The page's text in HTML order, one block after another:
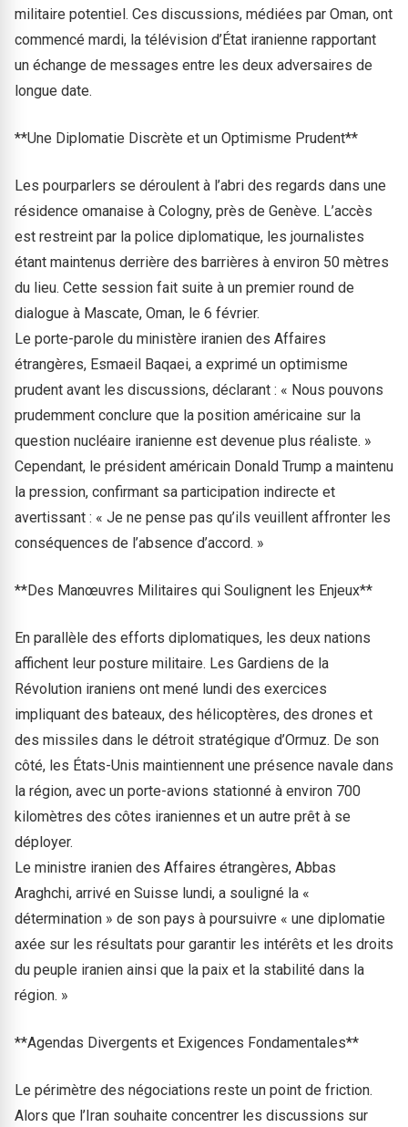
militaire potentiel. Ces discussions, médiées par Oman, ont
commencé mardi, la télévision d’État iranienne rapportant
un échange de messages entre les deux adversaires de
longue date.
**Une Diplomatie Discrète et un Optimisme Prudent**
Les pourparlers se déroulent à l’abri des regards dans une
résidence omanaise à Cologny, près de Genève. L’accès
est restreint par la police diplomatique, les journalistes
étant maintenus derrière des barrières à environ 50 mètres
du lieu. Cette session fait suite à un premier round de
dialogue à Mascate, Oman, le 6 février.
Le porte-parole du ministère iranien des Affaires
étrangères, Esmaeil Baqaei, a exprimé un optimisme
prudent avant les discussions, déclarant : « Nous pouvons
prudemment conclure que la position américaine sur la
question nucléaire iranienne est devenue plus réaliste. »
Cependant, le président américain Donald Trump a maintenu
la pression, confirmant sa participation indirecte et
avertissant : « Je ne pense pas qu’ils veuillent affronter les
conséquences de l’absence d’accord. »
**Des Manœuvres Militaires qui Soulignent les Enjeux**
En parallèle des efforts diplomatiques, les deux nations
affichent leur posture militaire. Les Gardiens de la
Révolution iraniens ont mené lundi des exercices
impliquant des bateaux, des hélicoptères, des drones et
des missiles dans le détroit stratégique d’Ormuz. De son
côté, les États-Unis maintiennent une présence navale dans
la région, avec un porte-avions stationné à environ 700
kilomètres des côtes iraniennes et un autre prêt à se
déployer.
Le ministre iranien des Affaires étrangères, Abbas
Araghchi, arrivé en Suisse lundi, a souligné la «
détermination » de son pays à poursuivre « une diplomatie
axée sur les résultats pour garantir les intérêts et les droits
du peuple iranien ainsi que la paix et la stabilité dans la
région. »
**Agendas Divergents et Exigences Fondamentales**
Le périmètre des négociations reste un point de friction.
Alors que l’Iran souhaite concentrer les discussions sur